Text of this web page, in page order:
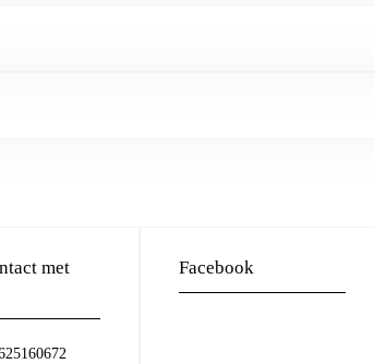
met
Facebook